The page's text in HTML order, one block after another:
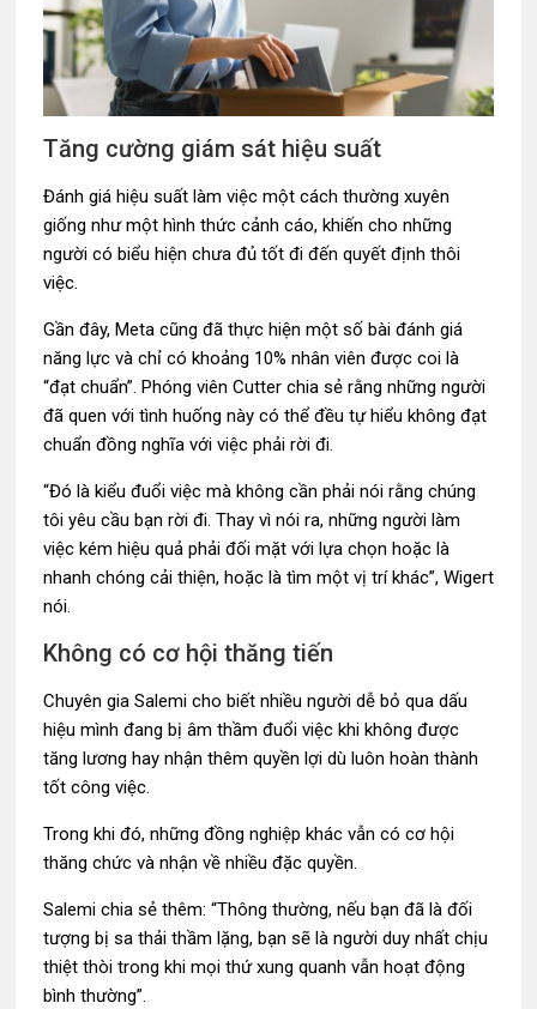
Tăng cường giám sát hiệu suất
Đánh giá hiệu suất làm việc một cách thường xuyên
giống như một hình thức cảnh cáo, khiến cho những
người có biểu hiện chưa đủ tốt đi đến quyết định thôi
việc.
Gần đây, Meta cũng đã thực hiện một số bài đánh giá
năng lực và chỉ có khoảng 10% nhân viên được coi là
“đạt chuẩn”. Phóng viên Cutter chia sẻ rằng những người
đã quen với tình huống này có thể đều tự hiểu không đạt
chuẩn đồng nghĩa với việc phải rời đi.
“Đó là kiểu đuổi việc mà không cần phải nói rằng chúng
tôi yêu cầu bạn rời đi. Thay vì nói ra, những người làm
việc kém hiệu quả phải đối mặt với lựa chọn hoặc là
nhanh chóng cải thiện, hoặc là tìm một vị trí khác”, Wigert
nói.
Không có cơ hội thăng tiến
Chuyên gia Salemi cho biết nhiều người dễ bỏ qua dấu
hiệu mình đang bị âm thầm đuổi việc khi không được
tăng lương hay nhận thêm quyền lợi dù luôn hoàn thành
tốt công việc.
Trong khi đó, những đồng nghiệp khác vẫn có cơ hội
thăng chức và nhận về nhiều đặc quyền.
Salemi chia sẻ thêm: “Thông thường, nếu bạn đã là đối
tượng bị sa thải thầm lặng, bạn sẽ là người duy nhất chịu
thiệt thòi trong khi mọi thứ xung quanh vẫn hoạt động
bình thường”.